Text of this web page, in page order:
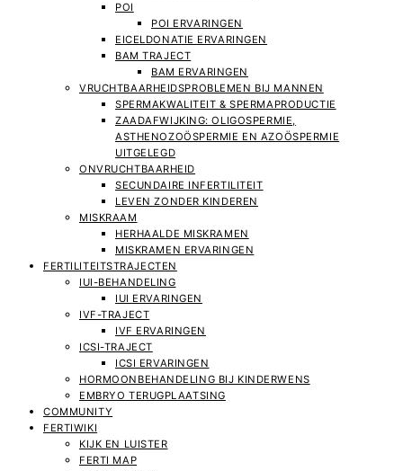
POI
POI ERVARINGEN
EICELDONATIE ERVARINGEN
BAM TRAJECT
BAM ERVARINGEN
VRUCHTBAARHEIDSPROBLEMEN BIJ MANNEN
SPERMAKWALITEIT & SPERMAPRODUCTIE
ZAADAFWIJKING: OLIGOSPERMIE,
ASTHENOZOÖSPERMIE EN AZOÖSPERMIE
UITGELEGD
ONVRUCHTBAARHEID
SECUNDAIRE INFERTILITEIT
LEVEN ZONDER KINDEREN
MISKRAAM
HERHAALDE MISKRAMEN
MISKRAMEN ERVARINGEN
FERTILITEITSTRAJECTEN
IUI-BEHANDELING
IUI ERVARINGEN
IVF-TRAJECT
IVF ERVARINGEN
ICSI-TRAJECT
ICSI ERVARINGEN
HORMOONBEHANDELING BIJ KINDERWENS
EMBRYO TERUGPLAATSING
COMMUNITY
FERTIWIKI
KIJK EN LUISTER
FERTI MAP